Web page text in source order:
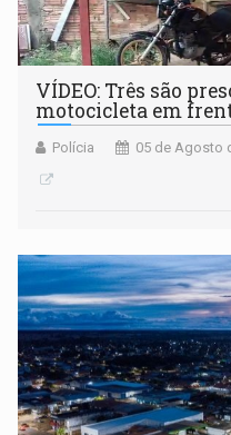
VÍDEO: Três são
motocicleta em
Polícia 05 de Agosto